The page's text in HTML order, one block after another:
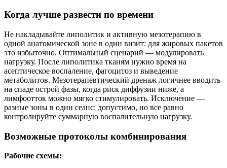
Когда лучше развести по времени
Не накладывайте липолитик и активную мезотерапию в
одной анатомической зоне в один визит: для жировых пакетов
это избыточно. Оптимальный сценарий — модулировать
нагрузку. После липолитика тканям нужно время на
асептическое воспаление, фагоцитоз и выведение
метаболитов. Мезотерапевтический дренаж логичнее вводить
на спаде острой фазы, когда риск диффузии ниже, а
лимфоотток можно мягко стимулировать. Исключение —
разные зоны в один сеанс: допустимо, но все равно
контролируйте суммарную воспалительную нагрузку.
Возможные протоколы комбинирования
Рабочие схемы: